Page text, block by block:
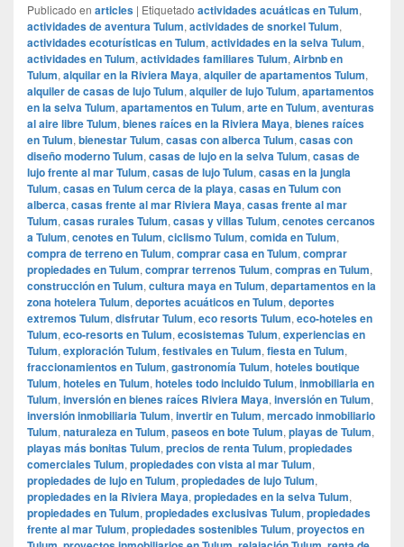
Publicado en articles | Etiquetado actividades acuáticas en Tulum,
actividades de aventura Tulum, actividades de snorkel Tulum,
actividades ecoturísticas en Tulum, actividades en la selva Tulum,
actividades en Tulum, actividades familiares Tulum, Airbnb en
Tulum, alquilar en la Riviera Maya, alquiler de apartamentos Tulum,
alquiler de casas de lujo Tulum, alquiler de lujo Tulum, apartamentos
en la selva Tulum, apartamentos en Tulum, arte en Tulum, aventuras
al aire libre Tulum, bienes raíces en la Riviera Maya, bienes raíces
en Tulum, bienestar Tulum, casas con alberca Tulum, casas con
diseño moderno Tulum, casas de lujo en la selva Tulum, casas de
lujo frente al mar Tulum, casas de lujo Tulum, casas en la jungla
Tulum, casas en Tulum cerca de la playa, casas en Tulum con
alberca, casas frente al mar Riviera Maya, casas frente al mar
Tulum, casas rurales Tulum, casas y villas Tulum, cenotes cercanos
a Tulum, cenotes en Tulum, ciclismo Tulum, comida en Tulum,
compra de terreno en Tulum, comprar casa en Tulum, comprar
propiedades en Tulum, comprar terrenos Tulum, compras en Tulum,
construcción en Tulum, cultura maya en Tulum, departamentos en la
zona hotelera Tulum, deportes acuáticos en Tulum, deportes
extremos Tulum, disfrutar Tulum, eco resorts Tulum, eco-hoteles en
Tulum, eco-resorts en Tulum, ecosistemas Tulum, experiencias en
Tulum, exploración Tulum, festivales en Tulum, fiesta en Tulum,
fraccionamientos en Tulum, gastronomía Tulum, hoteles boutique
Tulum, hoteles en Tulum, hoteles todo incluido Tulum, inmobiliaria en
Tulum, inversión en bienes raíces Riviera Maya, inversión en Tulum,
inversión inmobiliaria Tulum, invertir en Tulum, mercado inmobiliario
Tulum, naturaleza en Tulum, paseos en bote Tulum, playas de Tulum,
playas más bonitas Tulum, precios de renta Tulum, propiedades
comerciales Tulum, propiedades con vista al mar Tulum,
propiedades de lujo en Tulum, propiedades de lujo Tulum,
propiedades en la Riviera Maya, propiedades en la selva Tulum,
propiedades en Tulum, propiedades exclusivas Tulum, propiedades
frente al mar Tulum, propiedades sostenibles Tulum, proyectos en